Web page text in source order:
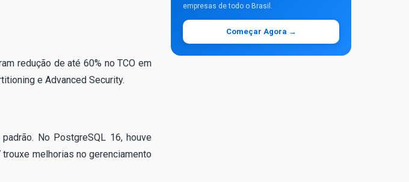
redução de até 60% no TCO em
e Advanced Security.
No PostgreSQL 16, houve
melhorias no gerenciamento
empresas de todo o Brasil.
Começar Agora →